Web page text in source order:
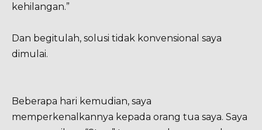
kehilangan.”
Dan begitulah, solusi tidak konvensional saya
dimulai.
Beberapa hari kemudian, saya
memperkenalkannya kepada orang tua saya. Saya